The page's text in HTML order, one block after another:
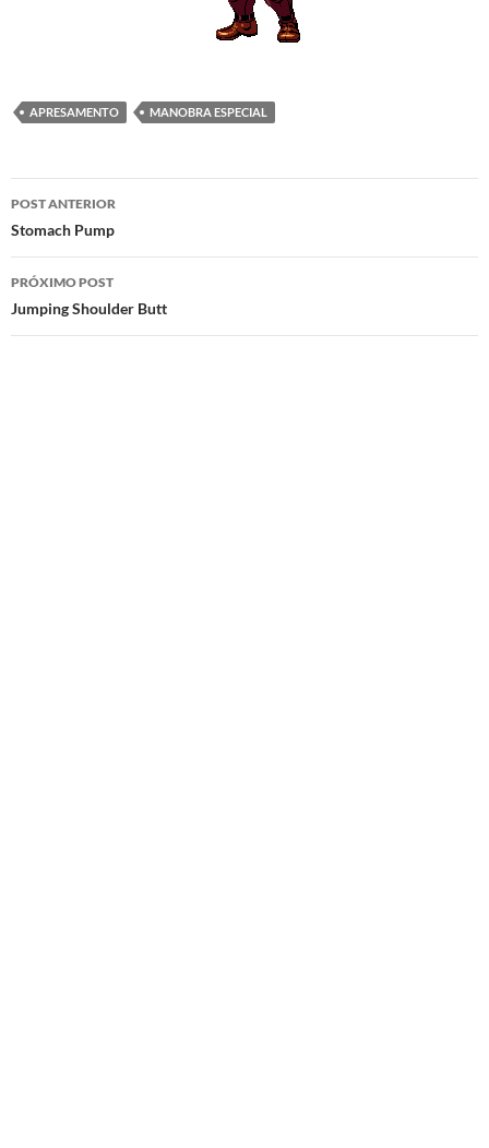
APRESAMENTO MANOBRA ESPECIAL
Navegação
de
posts
POST ANTERIOR
Stomach Pump
PRÓXIMO POST
Jumping Shoulder Butt